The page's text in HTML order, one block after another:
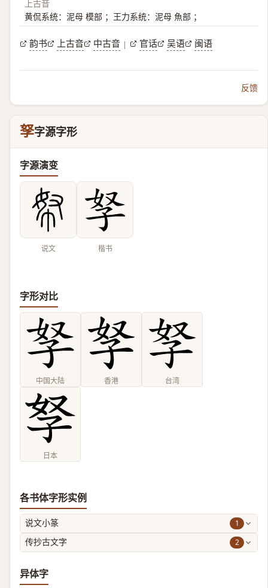
上古音
黄侃系统：泥母 模部 ；王力系统：泥母 魚部 ；
韵书 上古音 中古音 | 官话 吴语 闽语
反馈
孥字源字形
字源演变
说文 楷书
字形对比
中国大陆 香港 台湾
日本
各书体字形实例
说文小篆 1
传抄古文字 2
异体字